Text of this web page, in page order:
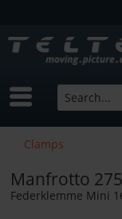
Clamps
Manfrotto 275
Federklemme Mini